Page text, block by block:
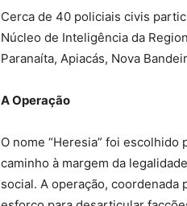
Cerca de 40 policiais civis
Núcleo de Inteligência da
Paranaíta, Apiacás, Nova
A Operação
O nome “Heresia” foi
caminho à margem da
social. A operação,